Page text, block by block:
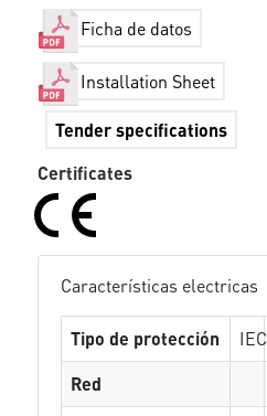
Ficha de datos
Installation Sheet
Tender specifications
Certificates
Características electricas
Tipo de protección IEC
Red